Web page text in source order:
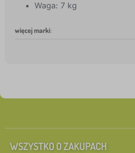
Waga: 7 kg
więcej marki:
WSZYSTKO O ZAKUPACH